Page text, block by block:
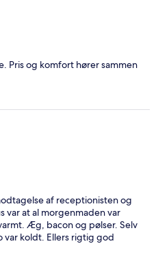
Pris og komfort hører sammen
af receptionisten og
var at al morgenmaden var
Æg, bacon og pølser. Selv
var koldt. Ellers rigtig god